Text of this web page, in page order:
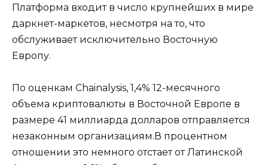
Платформа входит в число крупнейших в мире
даркнет-маркетов, несмотря на то, что
обслуживает исключительно Восточную
Европу.
По оценкам Chainalysis, 1,4% 12-месячного
объема криптовалюты в Восточной Европе в
размере 41 миллиарда долларов отправляется
незаконным организациям.В процентном
отношении это немного отстает от Латинской